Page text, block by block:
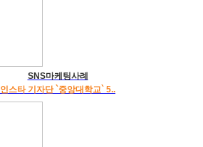
SNS마케팅사례
인스타 기자단 `중앙대학교` 5..